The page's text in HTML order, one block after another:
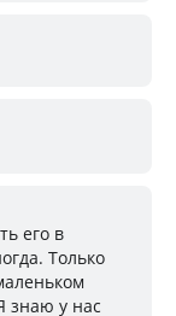
его в
Только
знаю у нас